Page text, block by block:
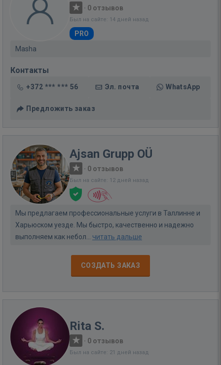
· 0 отзывов
Был на сайте: 14 дней назад
PRO
Masha
Контакты
+372 *** *** 56 Эл. почта WhatsApp
Предложить заказ
Ajsan Grupp OÜ
· 0 отзывов
Был на сайте: 12 дней назад
Мы предлагаем профессиональные услуги в Таллинне и
Харьюском уезде. Мы быстро, качественно и надежно
выполняем как небол... читать дальше
СОЗДАТЬ ЗАКАЗ
Rita S.
· 0 отзывов
Был на сайте: 21 дней назад